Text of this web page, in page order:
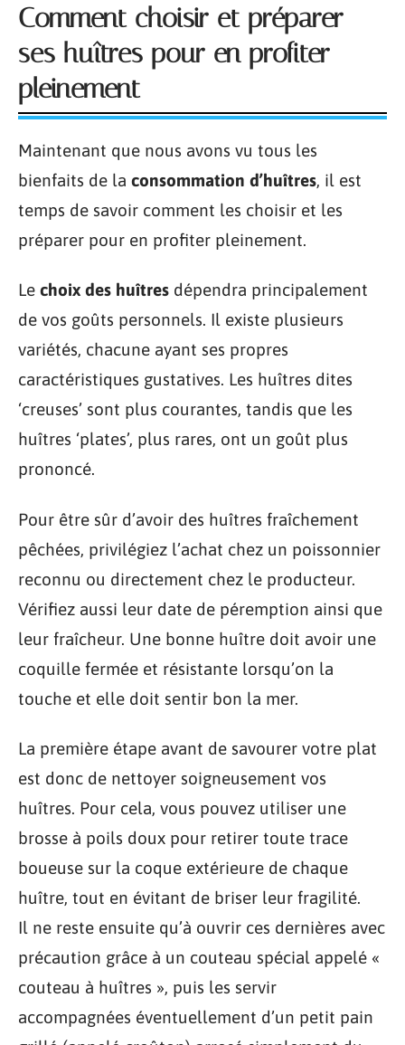
Comment choisir et préparer
ses huîtres pour en profiter
pleinement
Maintenant que nous avons vu tous les
bienfaits de la consommation d’huîtres, il est
temps de savoir comment les choisir et les
préparer pour en profiter pleinement.
Le choix des huîtres dépendra principalement
de vos goûts personnels. Il existe plusieurs
variétés, chacune ayant ses propres
caractéristiques gustatives. Les huîtres dites
‘creuses’ sont plus courantes, tandis que les
huîtres ‘plates’, plus rares, ont un goût plus
prononcé.
Pour être sûr d’avoir des huîtres fraîchement
pêchées, privilégiez l’achat chez un poissonnier
reconnu ou directement chez le producteur.
Vérifiez aussi leur date de péremption ainsi que
leur fraîcheur. Une bonne huître doit avoir une
coquille fermée et résistante lorsqu’on la
touche et elle doit sentir bon la mer.
La première étape avant de savourer votre plat
est donc de nettoyer soigneusement vos
huîtres. Pour cela, vous pouvez utiliser une
brosse à poils doux pour retirer toute trace
boueuse sur la coque extérieure de chaque
huître, tout en évitant de briser leur fragilité.
Il ne reste ensuite qu’à ouvrir ces dernières avec
précaution grâce à un couteau spécial appelé «
couteau à huîtres », puis les servir
accompagnées éventuellement d’un petit pain